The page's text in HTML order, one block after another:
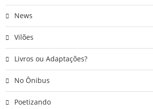
News
Vilões
Livros ou Adaptações?
No Ônibus
Poetizando